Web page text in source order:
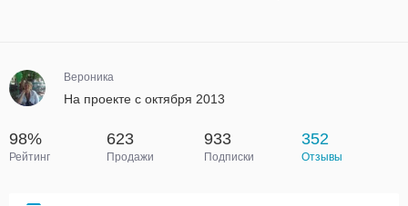
Вероника
На проекте с октября 2013
98%
Рейтинг
623
Продажи
933
Подписки
352
Отзывы